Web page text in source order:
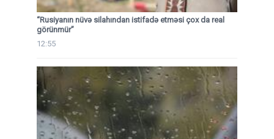
“Rusiyanın nüvə silahından istifadə etməsi çox da real
görünmür”
12:55